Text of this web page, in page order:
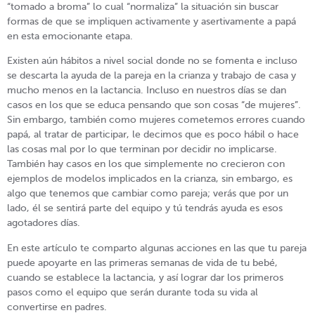
“tomado a broma” lo cual “normaliza” la situación sin buscar
formas de que se impliquen activamente y asertivamente a papá
en esta emocionante etapa.
Existen aún hábitos a nivel social donde no se fomenta e incluso
se descarta la ayuda de la pareja en la crianza y trabajo de casa y
mucho menos en la lactancia. Incluso en nuestros días se dan
casos en los que se educa pensando que son cosas “de mujeres”.
Sin embargo, también como mujeres cometemos errores cuando
papá, al tratar de participar, le decimos que es poco hábil o hace
las cosas mal por lo que terminan por decidir no implicarse.
También hay casos en los que simplemente no crecieron con
ejemplos de modelos implicados en la crianza, sin embargo, es
algo que tenemos que cambiar como pareja; verás que por un
lado, él se sentirá parte del equipo y tú tendrás ayuda es esos
agotadores días.
En este artículo te comparto algunas acciones en las que tu pareja
puede apoyarte en las primeras semanas de vida de tu bebé,
cuando se establece la lactancia, y así lograr dar los primeros
pasos como el equipo que serán durante toda su vida al
convertirse en padres.